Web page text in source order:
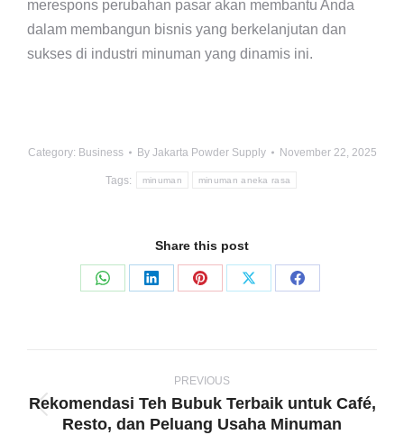
merespons perubahan pasar akan membantu Anda
dalam membangun bisnis yang berkelanjutan dan
sukses di industri minuman yang dinamis ini.
Category: Business By Jakarta Powder Supply November 22, 2025
Tags: minuman minuman aneka rasa
Share this post
Share
Share
Share
Share
Share
navigation
PREVIOUS
Previous
Rekomendasi Teh Bubuk Terbaik untuk Café,
Resto, dan Peluang Usaha Minuman